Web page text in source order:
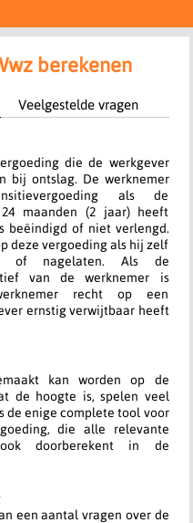
berekenen
Veelgestelde vragen
die de werkgever
bij ontslag. De werknemer
als de
24 maanden (2 jaar) heeft
beëindigd of niet verlengd.
deze vergoeding als hij zelf
of nagelaten. Als de
van de werknemer is
recht op een
ernstig verwijtbaar heeft
kan worden op de
de hoogte is, spelen veel
de enige complete tool voor
die alle relevante
doorberekent in de
een aantal vragen over de